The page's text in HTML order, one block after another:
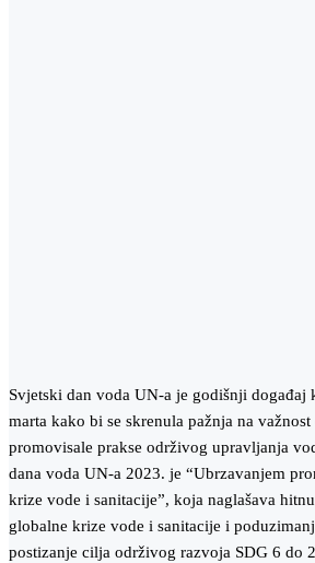
Svjetski dan voda UN-a je godišnji događaj
marta kako bi se skrenula pažnja na
promovisale prakse održivog upravljanja
dana voda UN-a 2023. je “Ubrzavanjem
krize vode i sanitacije”, koja naglašava
globalne krize vode i sanitacije i
postizanje cilja održivog razvoja SDG 6 do